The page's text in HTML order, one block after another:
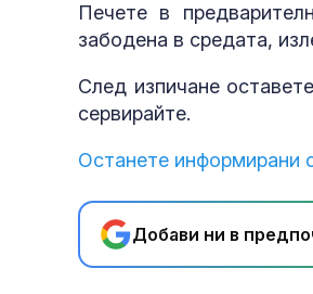
Печете в
забодена в средата,
След изпичане
сервирайте.
Останете информирани
Добави ни в